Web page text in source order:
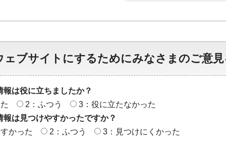
ェブサイトにするためにみなさまのご意
報は役に立ちましたか？
2：ふつう
3：役に立たなかった
報は見つけやすかったですか？
かった
2：ふつう 3：見つけにくかった